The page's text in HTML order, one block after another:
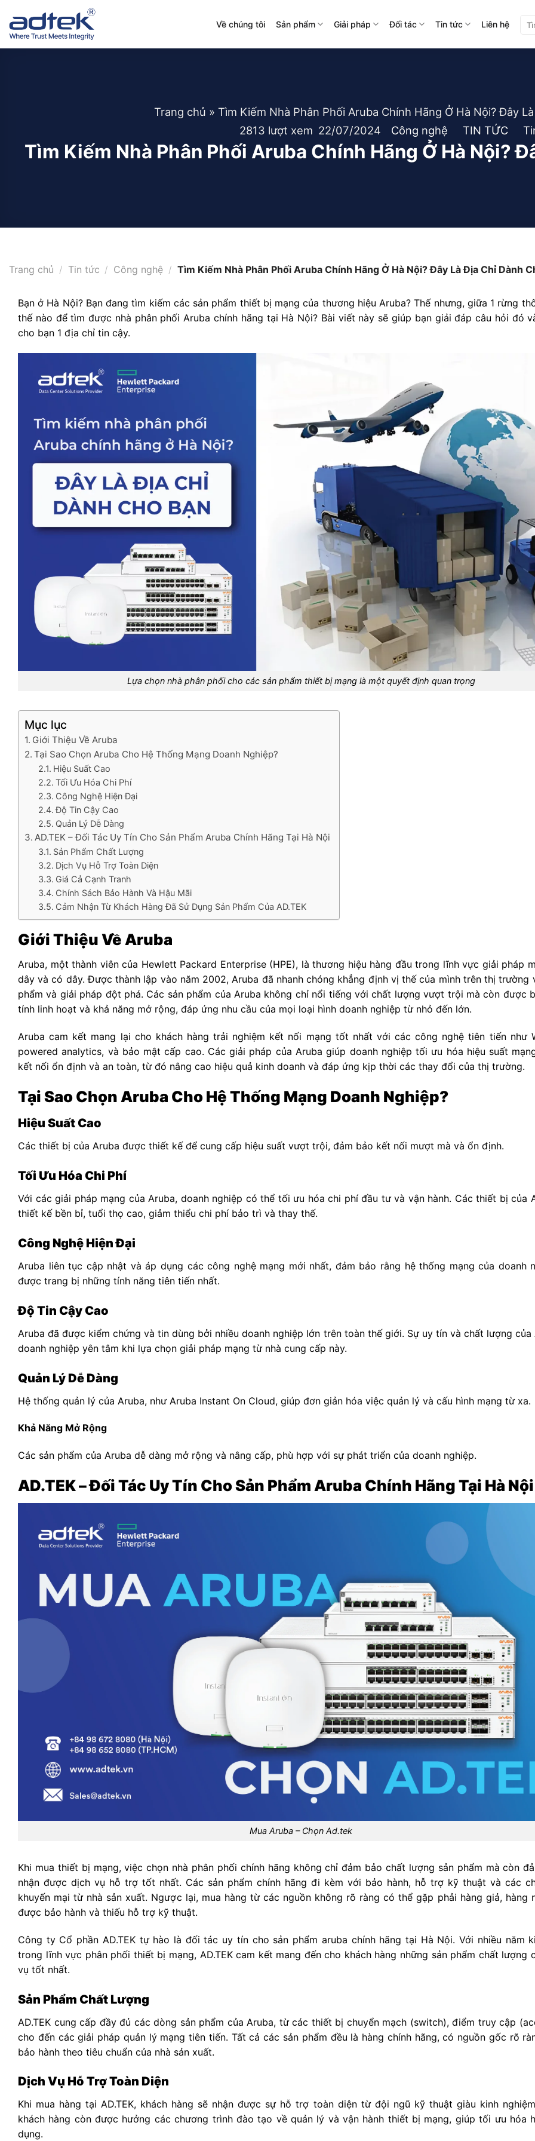
to
content
Về chúng tôi Sản phẩm Giải pháp Đối tác Tin tức Liên hệ
Tìm
Trang chủ » Tìm Kiếm Nhà Phân Phối Aruba Chính Hãng Ở Hà Nội? Đây
2813 lượt xem 22/07/2024 Công nghệ TIN TỨC
Tìm Kiếm Nhà Phân Phối Aruba Chính Hãng Ở Hà Nội?
Trang chủ / Tin tức / Công nghệ / Tìm Kiếm Nhà Phân Phối Aruba Chính Hãng Ở Hà Nội? Đây Là Địa Chỉ Dành
Bạn ở Hà Nội? Bạn đang tìm kiếm các sản phẩm thiết bị mạng của thương hiệu Aruba? Thế nhưng, giữa 1 rừng
thế nào để tìm được nhà phân phối Aruba chính hãng tại Hà Nội? Bài viết này sẽ giúp bạn giải đáp câu hỏi đó
cho bạn 1 địa chỉ tin cậy.
Lựa chọn nhà phân phối cho các sản phẩm thiết bị mạng là một quyết định quan trọng
Mục lục
Giới Thiệu Về Aruba
Tại Sao Chọn Aruba Cho Hệ Thống Mạng Doanh Nghiệp?
Hiệu Suất Cao
Tối Ưu Hóa Chi Phí
Công Nghệ Hiện Đại
Độ Tin Cậy Cao
Quản Lý Dễ Dàng
AD.TEK – Đối Tác Uy Tín Cho Sản Phẩm Aruba Chính Hãng Tại Hà Nội
Sản Phẩm Chất Lượng
Dịch Vụ Hỗ Trợ Toàn Diện
Giá Cả Cạnh Tranh
Chính Sách Bảo Hành Và Hậu Mãi
Cảm Nhận Từ Khách Hàng Đã Sử Dụng Sản Phẩm Của AD.TEK
Giới Thiệu Về Aruba
Aruba, một thành viên của Hewlett Packard Enterprise (HPE), là thương hiệu hàng đầu trong lĩnh vực giải pháp
dây và có dây. Được thành lập vào năm 2002, Aruba đã nhanh chóng khẳng định vị thế của mình trên thị trường
phẩm và giải pháp đột phá. Các sản phẩm của Aruba không chỉ nổi tiếng với chất lượng vượt trội mà còn được
tính linh hoạt và khả năng mở rộng, đáp ứng nhu cầu của mọi loại hình doanh nghiệp từ nhỏ đến lớn.
Aruba cam kết mang lại cho khách hàng trải nghiệm kết nối mạng tốt nhất với các công nghệ tiên tiến như
powered analytics, và bảo mật cấp cao. Các giải pháp của Aruba giúp doanh nghiệp tối ưu hóa hiệu suất
kết nối ổn định và an toàn, từ đó nâng cao hiệu quả kinh doanh và đáp ứng kịp thời các thay đổi của thị trường.
Tại Sao Chọn Aruba Cho Hệ Thống Mạng Doanh Nghiệp?
Hiệu Suất Cao
Các thiết bị của Aruba được thiết kế để cung cấp hiệu suất vượt trội, đảm bảo kết nối mượt mà và ổn định.
Tối Ưu Hóa Chi Phí
Với các giải pháp mạng của Aruba, doanh nghiệp có thể tối ưu hóa chi phí đầu tư và vận hành. Các thiết bị của
thiết kế bền bỉ, tuổi thọ cao, giảm thiểu chi phí bảo trì và thay thế.
Công Nghệ Hiện Đại
Aruba liên tục cập nhật và áp dụng các công nghệ mạng mới nhất, đảm bảo rằng hệ thống mạng của doanh
được trang bị những tính năng tiên tiến nhất.
Độ Tin Cậy Cao
Aruba đã được kiểm chứng và tin dùng bởi nhiều doanh nghiệp lớn trên toàn thế giới. Sự uy tín và chất lượng của
doanh nghiệp yên tâm khi lựa chọn giải pháp mạng từ nhà cung cấp này.
Quản Lý Dễ Dàng
Hệ thống quản lý của Aruba, như Aruba Instant On Cloud, giúp đơn giản hóa việc quản lý và cấu hình mạng từ xa.
Khả Năng Mở Rộng
Các sản phẩm của Aruba dễ dàng mở rộng và nâng cấp, phù hợp với sự phát triển của doanh nghiệp.
AD.TEK – Đối Tác Uy Tín Cho Sản Phẩm Aruba Chính Hãng Tại Hà
Mua Aruba – Chọn Ad.tek
Khi mua thiết bị mạng, việc chọn nhà phân phối chính hãng không chỉ đảm bảo chất lượng sản phẩm mà còn
nhận được dịch vụ hỗ trợ tốt nhất. Các sản phẩm chính hãng đi kèm với bảo hành, hỗ trợ kỹ thuật và các
khuyến mại từ nhà sản xuất. Ngược lại, mua hàng từ các nguồn không rõ ràng có thể gặp phải hàng giả, hàng
được bảo hành và thiếu hỗ trợ kỹ thuật.
Công ty Cổ phần AD.TEK tự hào là đối tác uy tín cho sản phẩm aruba chính hãng tại Hà Nội. Với nhiều năm
trong lĩnh vực phân phối thiết bị mạng, AD.TEK cam kết mang đến cho khách hàng những sản phẩm chất lượng
vụ tốt nhất.
Sản Phẩm Chất Lượng
AD.TEK cung cấp đầy đủ các dòng sản phẩm của Aruba, từ các thiết bị chuyển mạch (switch), điểm truy cập
cho đến các giải pháp quản lý mạng tiên tiến. Tất cả các sản phẩm đều là hàng chính hãng, có nguồn gốc rõ
bảo hành theo tiêu chuẩn của nhà sản xuất.
Dịch Vụ Hỗ Trợ Toàn Diện
Khi mua hàng tại AD.TEK, khách hàng sẽ nhận được sự hỗ trợ toàn diện từ đội ngũ kỹ thuật giàu kinh
khách hàng còn được hưởng các chương trình đào tạo về quản lý và vận hành thiết bị mạng, giúp tối ưu hóa
dụng.